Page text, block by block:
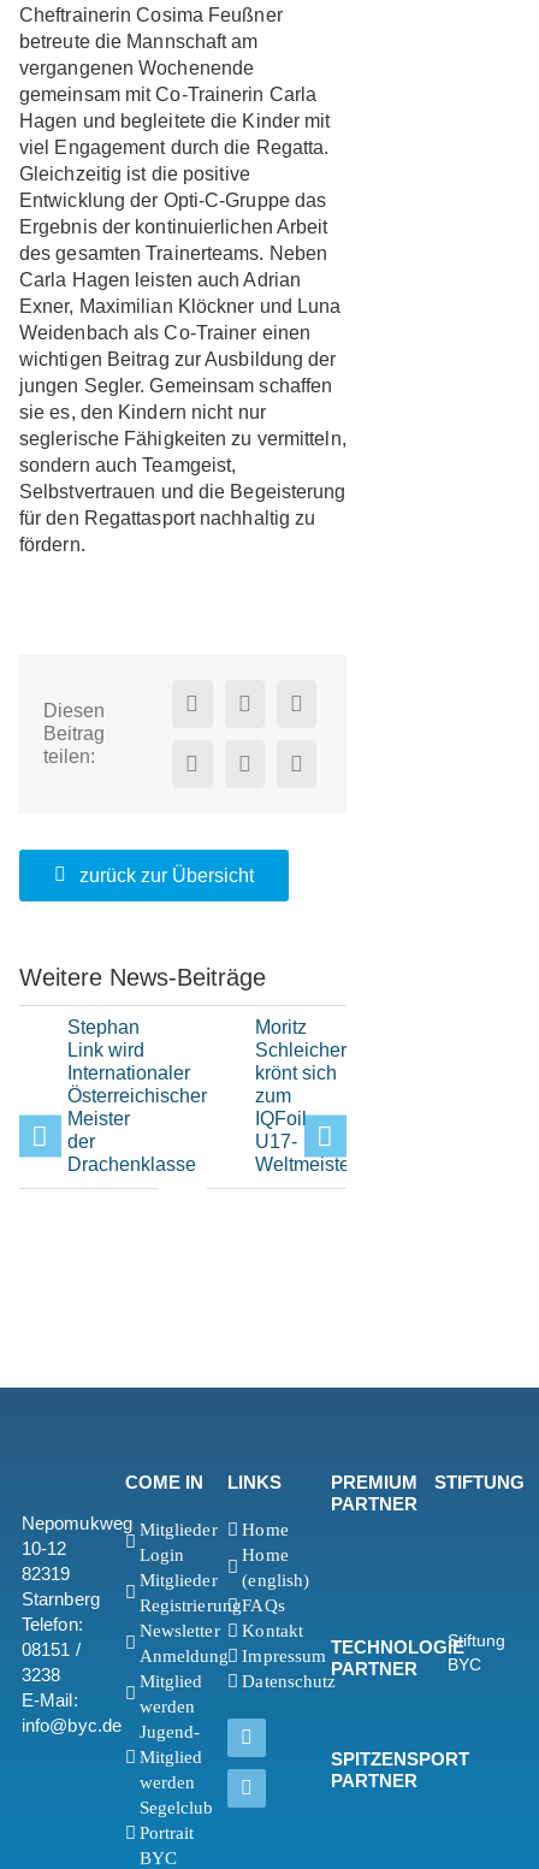
Cheftrainerin Cosima Feußner
betreute die Mannschaft am
vergangenen Wochenende
gemeinsam mit Co-Trainerin Carla
Hagen und begleitete die Kinder mit
viel Engagement durch die Regatta.
Gleichzeitig ist die positive
Entwicklung der Opti-C-Gruppe das
Ergebnis der kontinuierlichen Arbeit
des gesamten Trainerteams. Neben
Carla Hagen leisten auch Adrian
Exner, Maximilian Klöckner und Luna
Weidenbach als Co-Trainer einen
wichtigen Beitrag zur Ausbildung der
jungen Segler. Gemeinsam schaffen
sie es, den Kindern nicht nur
seglerische Fähigkeiten zu vermitteln,
sondern auch Teamgeist,
Selbstvertrauen und die Begeisterung
für den Regattasport nachhaltig zu
fördern.
Diesen
Beitrag
teilen:
zurück zur Übersicht
Weitere News-Beiträge
Stephan
Link wird
Internationaler
Österreichischer
Meister
der
Drachenklasse
Moritz
Schleicher
krönt sich
zum
IQFoil
U17-
Weltmeister
Nepomukweg
10-12
82319
Starnberg
Telefon:
08151 /
3238
E-Mail:
info@byc.de
COME IN
Mitglieder
Login
Mitglieder
Registrierung
Newsletter
Anmeldung
Mitglied
werden
Jugend-
Mitglied
werden
Segelclub
Portrait
BYC
LINKS
Home
Home
(english)
FAQs
Kontakt
Impressum
Datenschutz
PREMIUM
PARTNER
TECHNOLOGIE
PARTNER
SPITZENSPORT
PARTNER
STIFTUNG
Stiftung
BYC